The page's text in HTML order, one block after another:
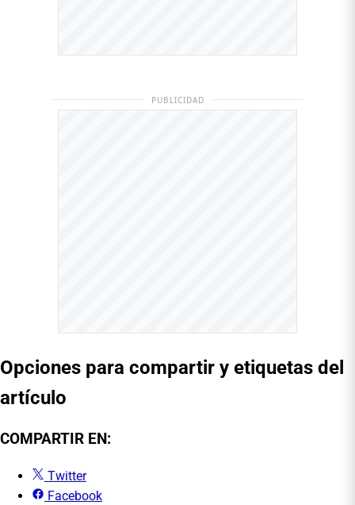
PUBLICIDAD
Opciones para compartir y etiquetas del
artículo
COMPARTIR EN:
Twitter
Facebook